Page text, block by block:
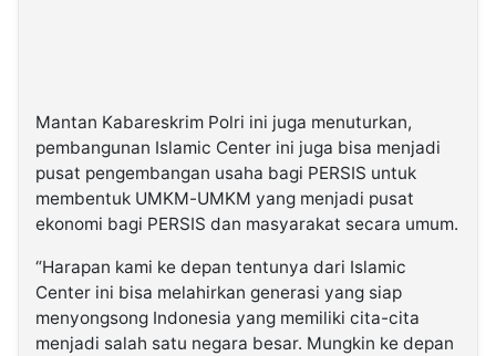
Mantan Kabareskrim Polri ini juga menuturkan,
pembangunan Islamic Center ini juga bisa menjadi
pusat pengembangan usaha bagi PERSIS untuk
membentuk UMKM-UMKM yang menjadi pusat
ekonomi bagi PERSIS dan masyarakat secara umum.
“Harapan kami ke depan tentunya dari Islamic
Center ini bisa melahirkan generasi yang siap
menyongsong Indonesia yang memiliki cita-cita
menjadi salah satu negara besar. Mungkin ke depan